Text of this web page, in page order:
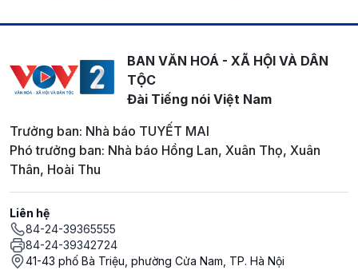
BAN VĂN HOÁ - XÃ HỘI VÀ DÂN
TỘC
Đài Tiếng nói Việt Nam
Trưởng ban: Nhà báo TUYẾT MAI
Phó trưởng ban: Nhà báo Hồng Lan, Xuân Thọ, Xuân
Thân, Hoài Thu
Liên hệ
84-24-39365555
84-24-39342724
41-43 phố Bà Triệu, phường Cửa Nam, TP. Hà Nội